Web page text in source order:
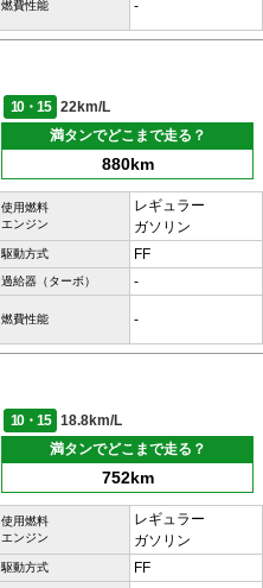
燃費性能 -
10・15
22km/L
満タンでどこまで走る？
880km
使用燃料
エンジン
レギュラー
ガソリン
駆動方式 FF
過給器（ターボ） -
燃費性能 -
10・15
18.8km/L
満タンでどこまで走る？
752km
使用燃料
エンジン
レギュラー
ガソリン
駆動方式 FF